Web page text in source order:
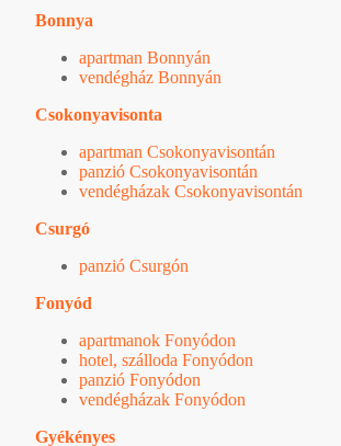
Bonnya
apartman Bonnyán
vendégház Bonnyán
Csokonyavisonta
apartman Csokonyavisontán
panzió Csokonyavisontán
vendégházak Csokonyavisontán
Csurgó
panzió Csurgón
Fonyód
apartmanok Fonyódon
hotel, szálloda Fonyódon
panzió Fonyódon
vendégházak Fonyódon
Gyékényes